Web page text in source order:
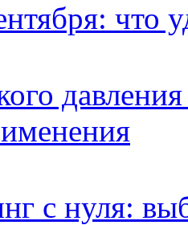
что
с нуля: